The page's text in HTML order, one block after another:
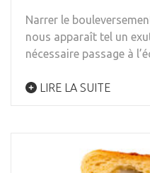
Narrer le
nous apparaît tel un
nécessaire passage à
LIRE LA SUITE